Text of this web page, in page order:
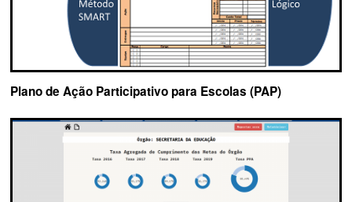
Plano de Ação Participativo para Escolas (PAP)